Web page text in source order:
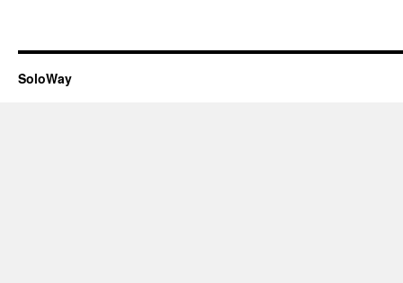
SoloWay